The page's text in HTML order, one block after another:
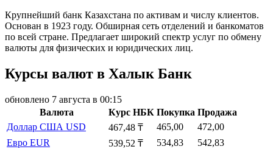
Крупнейший банк Казахстана по активам и числу клиентов.
Основан в 1923 году. Обширная сеть отделений и банкоматов
по всей стране. Предлагает широкий спектр услуг по обмену
валюты для физических и юридических лиц.
Курсы валют в Халык Банк
обновлено 7 августа в 00:15
Валюта
Курс НБК Покупка Продажа
Доллар США USD 467,48 ₸ 465,00
472,00
Евро EUR 539,52 ₸ 534,83
542,83